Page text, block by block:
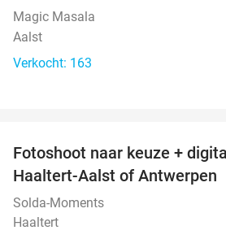
Magic Masala
Aalst
Verkocht: 163
Fotoshoot naar keuze +
Haaltert-Aalst of Antwerpen
Solda-Moments
Haaltert